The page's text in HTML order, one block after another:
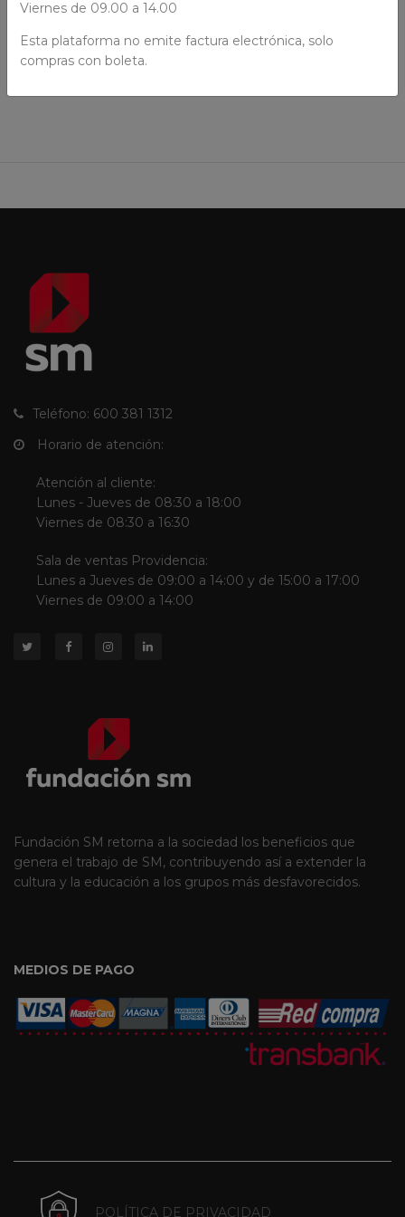
AÑADIR AL CARRO
Teléfono: 600 381 1312
Horario de atención:
Atención al cliente:
Lunes - Jueves de 08:30 a 18:00
Viernes de 08:30 a 16:30
Sala de ventas Providencia:
Lunes a Jueves de 09:00 a 14:00 y de 15:00 a 17:00
Viernes de 09:00 a 14:00
Fundación SM retorna a la sociedad los beneficios que
genera el trabajo de SM, contribuyendo así a extender la
cultura y la educación a los grupos más desfavorecidos.
MEDIOS DE PAGO
POLÍTICA DE PRIVACIDAD
Viernes de 09.00 a 14.00
Esta plataforma no emite factura electrónica, solo
compras con boleta.